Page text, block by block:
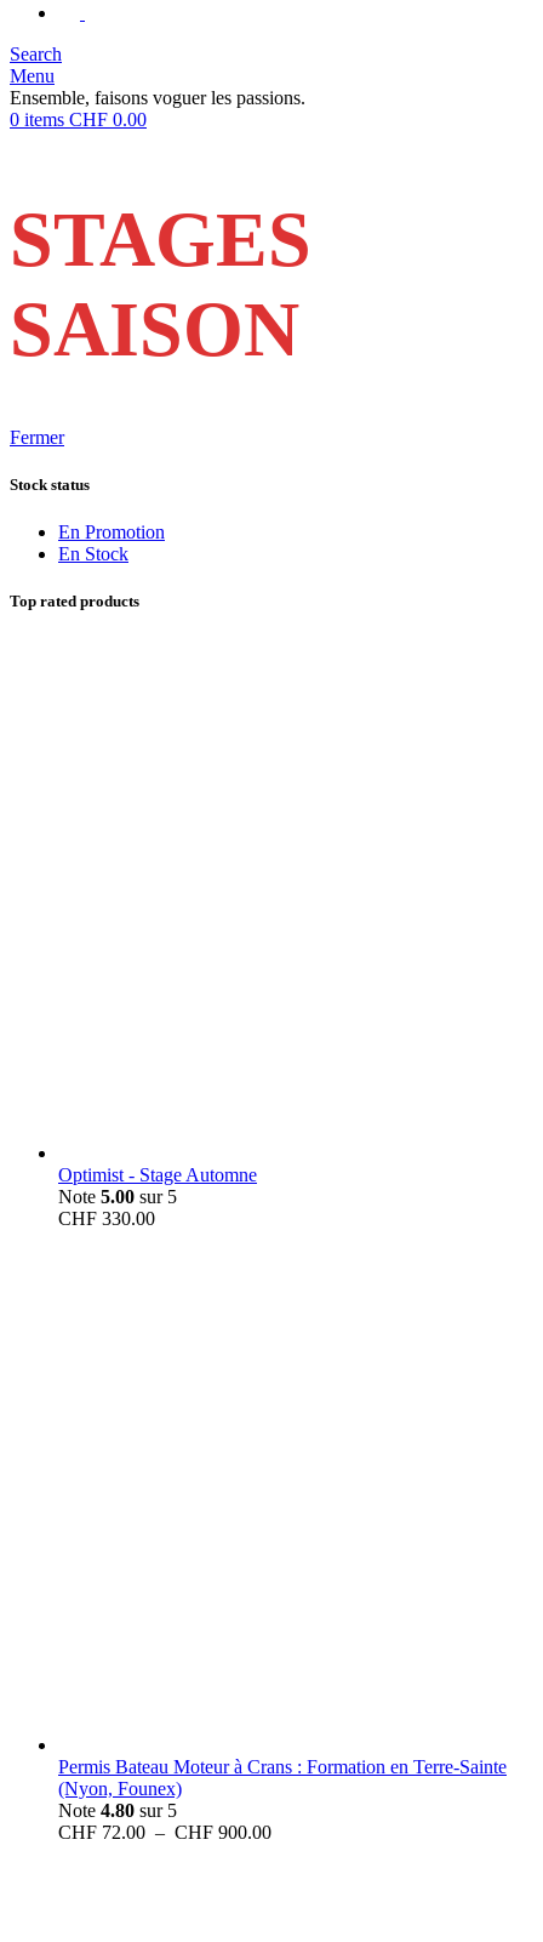
Search
Menu
Ensemble, faisons voguer les passions.
0 items CHF 0.00
STAGES
SAISON
Fermer
Stock status
En Promotion
En Stock
Top rated products
Optimist - Stage Automne
Note 5.00 sur 5
CHF 330.00
Permis Bateau Moteur à Crans : Formation en Terre-Sainte
(Nyon, Founex)
Note 4.80 sur 5
CHF 72.00 – CHF 900.00Plage